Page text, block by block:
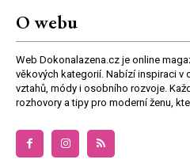
O webu
Web Dokonalazena.cz je online
věkových kategorií. Nabízí inspiraci v
vztahů, módy i osobního rozvoje.
rozhovory a tipy pro moderní ženu,